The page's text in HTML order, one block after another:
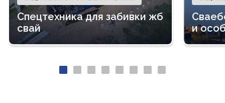
Спецтехника для забивки жб
свай
и